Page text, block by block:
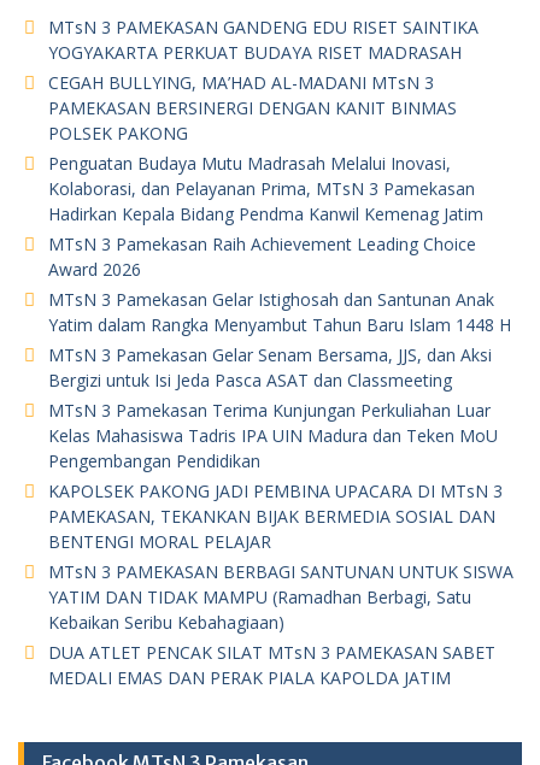
MTsN 3 PAMEKASAN GANDENG EDU RISET SAINTIKA
YOGYAKARTA PERKUAT BUDAYA RISET MADRASAH
CEGAH BULLYING, MA’HAD AL-MADANI MTsN 3
PAMEKASAN BERSINERGI DENGAN KANIT BINMAS
POLSEK PAKONG
Penguatan Budaya Mutu Madrasah Melalui Inovasi,
Kolaborasi, dan Pelayanan Prima, MTsN 3 Pamekasan
Hadirkan Kepala Bidang Pendma Kanwil Kemenag Jatim
MTsN 3 Pamekasan Raih Achievement Leading Choice
Award 2026
MTsN 3 Pamekasan Gelar Istighosah dan Santunan Anak
Yatim dalam Rangka Menyambut Tahun Baru Islam 1448 H
MTsN 3 Pamekasan Gelar Senam Bersama, JJS, dan Aksi
Bergizi untuk Isi Jeda Pasca ASAT dan Classmeeting
MTsN 3 Pamekasan Terima Kunjungan Perkuliahan Luar
Kelas Mahasiswa Tadris IPA UIN Madura dan Teken MoU
Pengembangan Pendidikan
KAPOLSEK PAKONG JADI PEMBINA UPACARA DI MTsN 3
PAMEKASAN, TEKANKAN BIJAK BERMEDIA SOSIAL DAN
BENTENGI MORAL PELAJAR
MTsN 3 PAMEKASAN BERBAGI SANTUNAN UNTUK SISWA
YATIM DAN TIDAK MAMPU (Ramadhan Berbagi, Satu
Kebaikan Seribu Kebahagiaan)
DUA ATLET PENCAK SILAT MTsN 3 PAMEKASAN SABET
MEDALI EMAS DAN PERAK PIALA KAPOLDA JATIM